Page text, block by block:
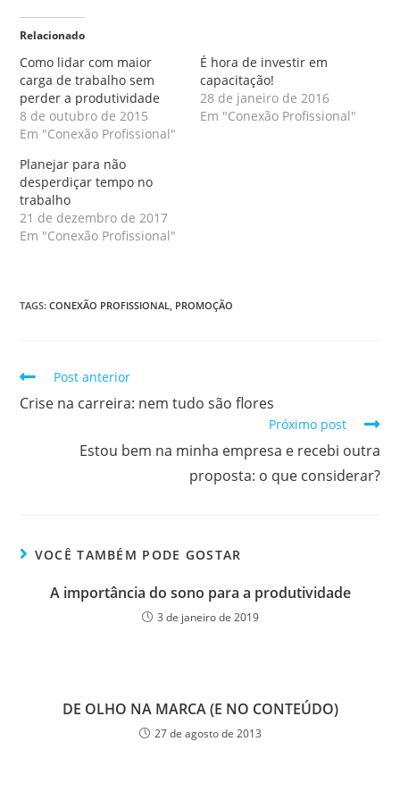
Relacionado
Como lidar com maior
carga de trabalho sem
perder a produtividade
8 de outubro de 2015
Em "Conexão Profissional"
É hora de investir em
capacitação!
28 de janeiro de 2016
Em "Conexão Profissional"
Planejar para não
desperdiçar tempo no
trabalho
21 de dezembro de 2017
Em "Conexão Profissional"
TAGS:CONEXÃO PROFISSIONAL, PROMOÇÃO
Post anterior
Crise na carreira: nem tudo são flores
Próximo post
Estou bem na minha empresa e recebi outra
proposta: o que considerar?
VOCÊ TAMBÉM PODE GOSTAR
A importância do sono para a produtividade
3 de janeiro de 2019
DE OLHO NA MARCA (E NO CONTEÚDO)
27 de agosto de 2013